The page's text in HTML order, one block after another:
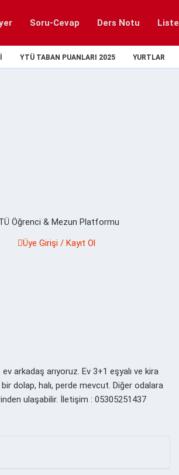
Soru-Cevap Ders Notu Liste
YTÜ TABAN PUANLARI 2025 YURTLAR
Öğrenci & Mezun Platformu
Üye Girişi / Kayıt Ol
ev arkadaş arıyoruz. Ev 3+1 eşyalı ve kira
dolap, halı, perde mevcut. Diğer odalara
ulaşabilir. İletişim : 05305251437